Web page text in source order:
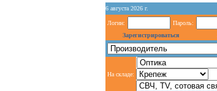
6 августа 2026 г.
Логин:
Пароль:
Зарегистрироваться
На складе: